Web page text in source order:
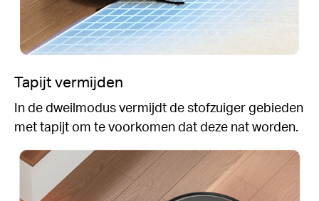
Tapijt vermijden
In de dweilmodus vermijdt de stofzuiger gebieden
met tapijt om te voorkomen dat deze nat worden.